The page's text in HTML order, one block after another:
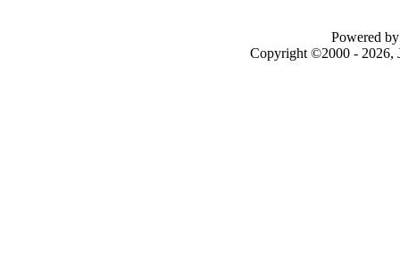
Powered
Copyright ©2000 - 2026,